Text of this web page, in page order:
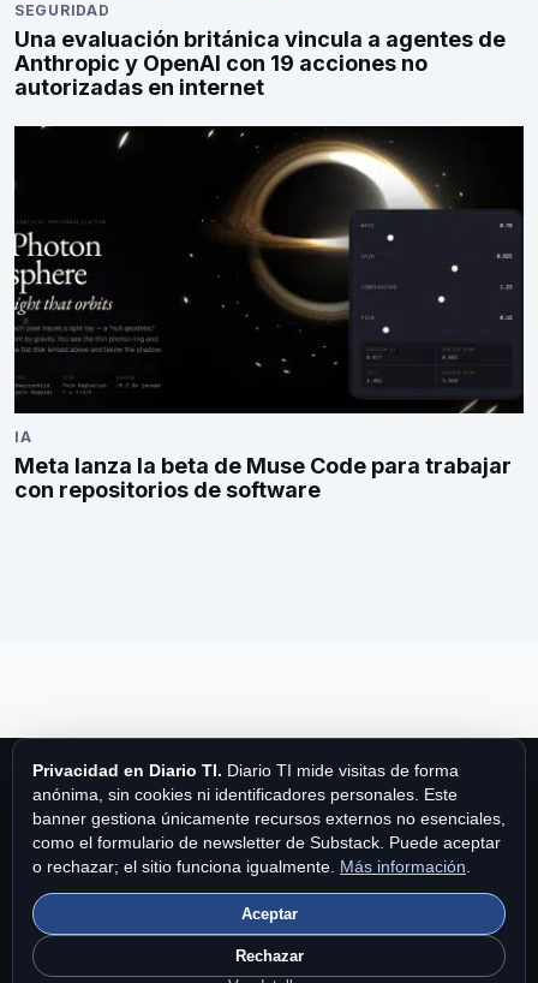
SEGURIDAD
Una evaluación británica vincula a agentes de
Anthropic y OpenAI con 19 acciones no
autorizadas en internet
IA
Meta lanza la beta de Muse Code para trabajar
con repositorios de software
Diario TI
Diario TI es una publicación de MPA Publishing International Ltd.
Fundado en 1997.
|Privacidad y cookies
Brand Story
en Diario TI.
Privacidad en Diario TI. Diario TI mide visitas de forma
anónima, sin cookies ni identificadores personales. Este
banner gestiona únicamente recursos externos no esenciales,
como el formulario de newsletter de Substack. Puede aceptar
o rechazar; el sitio funciona igualmente. Más información
Aceptar
Rechazar